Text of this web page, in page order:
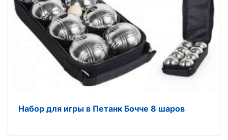
Набор для игры в Петанк Бочче 8 шаров